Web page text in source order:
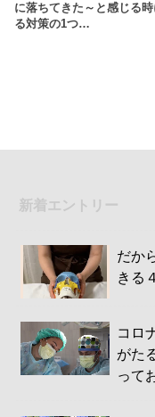
に落ちてきた～と感じる時
る対策の1つ…
新着エントリー
だか
きる
コロ
がた
って